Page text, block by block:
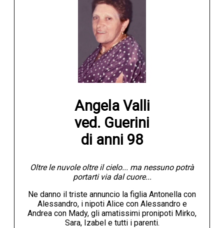
ACCEDI
Angela Valli
ved. Guerini
di anni 98
Oltre le nuvole oltre il cielo... ma nessuno potrà
portarti via dal cuore...
Ne danno il triste annuncio la figlia Antonella con
Alessandro, i nipoti Alice con Alessandro e
Andrea con Mady, gli amatissimi pronipoti Mirko,
Sara, Izabel e tutti i parenti.